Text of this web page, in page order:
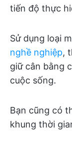
tiến độ thực
Sử dụng loại
nghề nghiệp,
giữ cân bằng
cuộc sống.
Bạn cũng có
khung thời